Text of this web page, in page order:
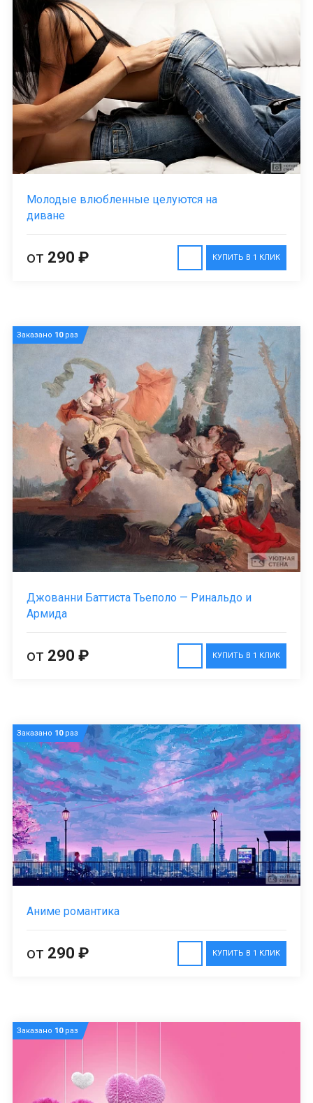
Молодые влюбленные целуются на
диване
КУПИТЬ В 1 КЛИК
от 290 ₽
Заказано 10раз
Джованни Баттиста Тьеполо — Ринальдо и
Армида
КУПИТЬ В 1 КЛИК
от 290 ₽
Заказано 10раз
Аниме романтика
КУПИТЬ В 1 КЛИК
от 290 ₽
Заказано 10раз